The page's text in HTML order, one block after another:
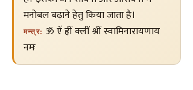
मनोबल बढ़ाने हेतु किया जाता है।
मन्त्र: ॐ ऐं ह्रीं क्लीं श्रीं स्वामिनारायणाय
नमः